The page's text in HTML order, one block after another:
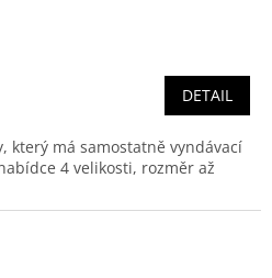
DETAIL
který má samostatně vyndávací
4 velikosti, rozměr až